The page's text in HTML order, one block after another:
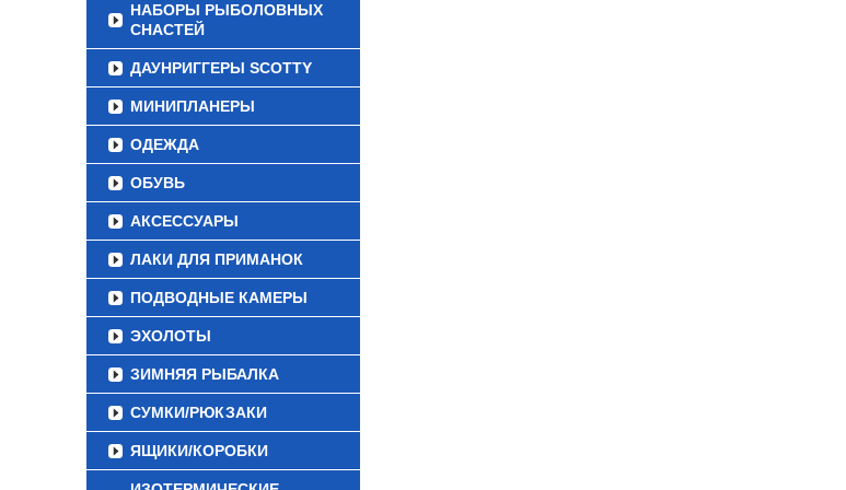
НАБОРЫ РЫБОЛОВНЫХ
СНАСТЕЙ
ДАУНРИГГЕРЫ SCOTTY
МИНИПЛАНЕРЫ
ОДЕЖДА
ОБУВЬ
АКСЕССУАРЫ
ЛАКИ ДЛЯ ПРИМАНОК
ПОДВОДНЫЕ КАМЕРЫ
ЭХОЛОТЫ
ЗИМНЯЯ РЫБАЛКА
СУМКИ/РЮКЗАКИ
ЯЩИКИ/КОРОБКИ